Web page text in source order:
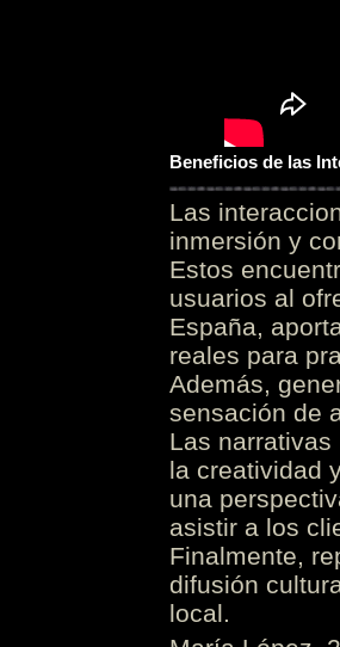
Beneficios de las
Las
inmersión y
Estos
usuarios al
España,
reales para
Además,
sensación de
Las
la creatividad
una
asistir a los
Finalmente,
difusión
local.